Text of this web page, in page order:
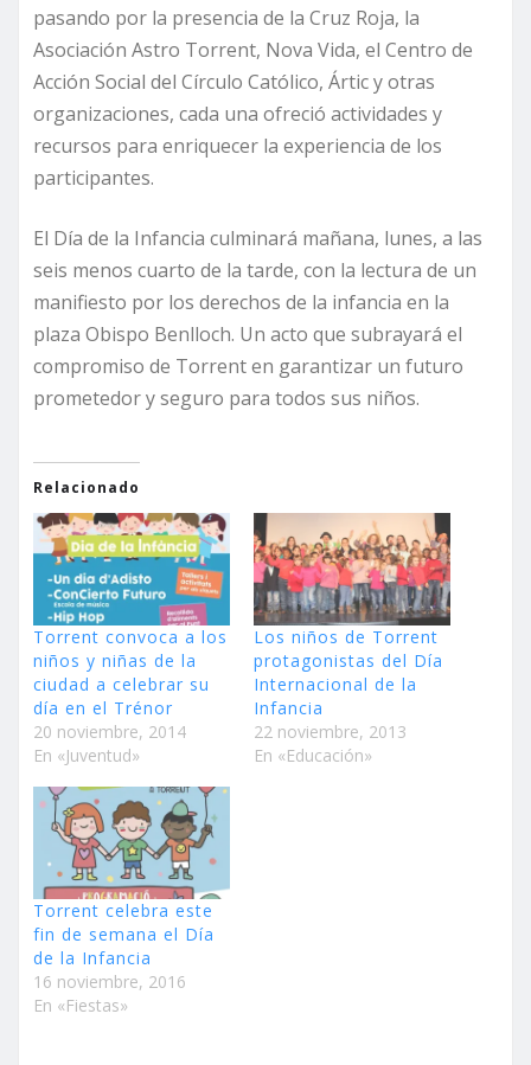
pasando por la presencia de la Cruz Roja, la
Asociación Astro Torrent, Nova Vida, el Centro de
Acción Social del Círculo Católico, Ártic y otras
organizaciones, cada una ofreció actividades y
recursos para enriquecer la experiencia de los
participantes.
El Día de la Infancia culminará mañana, lunes, a las
seis menos cuarto de la tarde, con la lectura de un
manifiesto por los derechos de la infancia en la
plaza Obispo Benlloch. Un acto que subrayará el
compromiso de Torrent en garantizar un futuro
prometedor y seguro para todos sus niños.
Relacionado
Torrent convoca a los
niños y niñas de la
ciudad a celebrar su
día en el Trénor
20 noviembre, 2014
En «Juventud»
Los niños de Torrent
protagonistas del Día
Internacional de la
Infancia
22 noviembre, 2013
En «Educación»
Torrent celebra este
fin de semana el Día
de la Infancia
16 noviembre, 2016
En «Fiestas»